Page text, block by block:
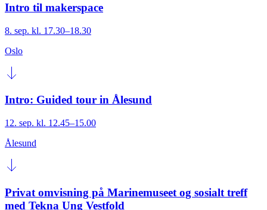
Intro til makerspace
8. sep. kl. 17.30–18.30
Oslo
Intro: Guided tour in Ålesund
12. sep. kl. 12.45–15.00
Ålesund
Privat omvisning på Marinemuseet og sosialt treff
med Tekna Ung Vestfold